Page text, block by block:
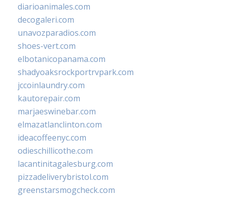
diarioanimales.com
decogaleri.com
unavozparadios.com
shoes-vert.com
elbotanicopanama.com
shadyoaksrockportrvpark.com
jccoinlaundry.com
kautorepair.com
marjaeswinebar.com
elmazatlanclinton.com
ideacoffeenyc.com
odieschillicothe.com
lacantinitagalesburg.com
pizzadeliverybristol.com
greenstarsmogcheck.com